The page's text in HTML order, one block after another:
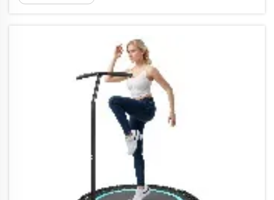
ClassPass on itse asiassa listannut pilatesin
liikuntasuosituksissa...